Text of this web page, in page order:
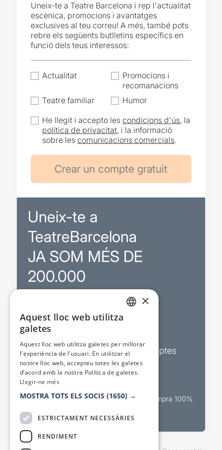
Uneix-te a Teatre Barcelona i rep l'actualitat
escènica, promocions i avantatges
exclusives al teu correu! A més, també pots
rebre els següents butlletins específics en
funció dels teus interessos:
Actualitat
Promocions i
recomanacions
Teatre familiar
Humor
He llegit i accepto lescondicions d'ús, la
política de privacitat, i la informació
sobre lescomunicacions comercials.
Uneix-te a
TeatreBarcelona
JA SOM MÉS DE
200.000
Sortejos exclusius
Butlletins d’actualitat i descomptes
Valora espectacles
Canal oficial de venda teatral Compra 100%
×
Aquest lloc web utilitza
galetes
Aquest lloc web utilitza galetes per millorar
l'experiència de l'usuari. En utilitzar el
nostre lloc web, accepteu totes les galetes
d’acord amb la nostra Política de galetes.
Llegir-ne més
MOSTRA TOTS ELS SOCIS (1650) →
ESTRICTAMENT NECESSÀRIES
RENDIMENT